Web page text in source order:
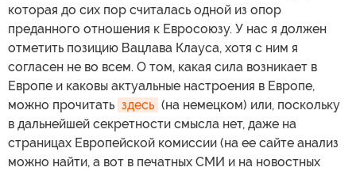
которая до сих пор считалась одной из опор
преданного отношения к Евросоюзу. У нас я должен
отметить позицию Вацлава Клауса, хотя с ним я
согласен не во всем. О том, какая сила возникает в
Европе и каковы актуальные настроения в Европе,
можно прочитать здесь (на немецком) или, поскольку
в дальнейшей секретности смысла нет, даже на
страницах Европейской комиссии (на ее сайте анализ
можно найти, а вот в печатных СМИ и на новостных